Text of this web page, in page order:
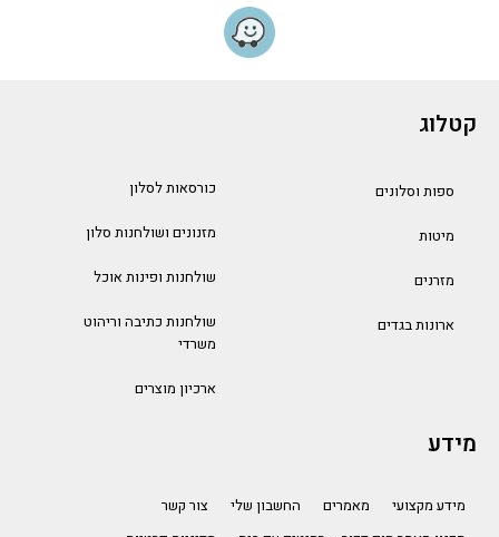
קטלוג
ספות וסלונים
מיטות
מזרנים
ארונות בגדים
כורסאות לסלון
מזנונים ושולחנות סלון
שולחנות ופינות אוכל
שולחנות כתיבה וריהוט
משרדי
ארכיון מוצרים
מידע
מידע מקצועי מאמרים החשבון שלי
צור קשר